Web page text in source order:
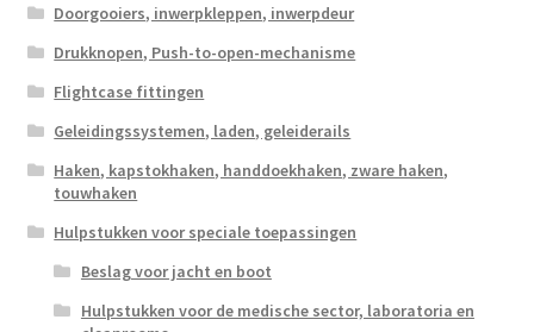
Doorgooiers, inwerpkleppen, inwerpdeur
Drukknopen, Push-to-open-mechanisme
Flightcase fittingen
Geleidingssystemen, laden, geleiderails
Haken, kapstokhaken, handdoekhaken, zware haken,
touwhaken
Hulpstukken voor speciale toepassingen
Beslag voor jacht en boot
Hulpstukken voor de medische sector, laboratoria en